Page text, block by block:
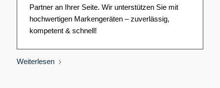
Partner an Ihrer Seite. Wir unterstützen Sie mit
hochwertigen Markengeräten – zuverlässig,
kompetent & schnell!
Weiterlesen